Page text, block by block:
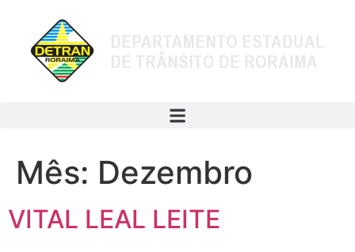
Mês: Dezembro
VITAL LEAL LEITE